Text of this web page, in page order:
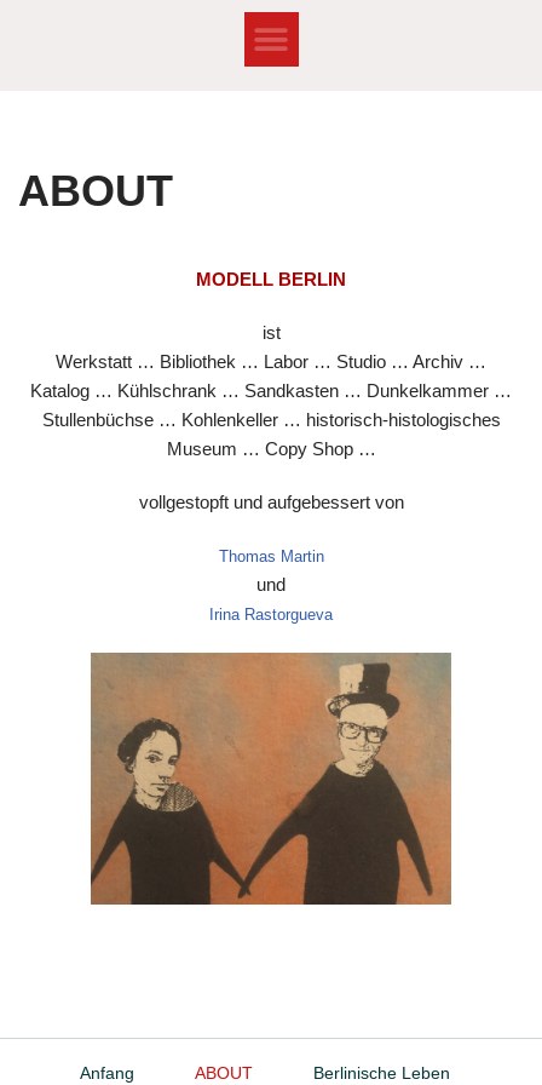
ABOUT
MODELL BERLIN
ist
Werkstatt … Bibliothek … Labor … Studio … Archiv …
Katalog … Kühlschrank … Sandkasten … Dunkelkammer …
Stullenbüchse … Kohlenkeller … historisch-histologisches
Museum … Copy Shop …
vollgestopft und aufgebessert von
Thomas Martin
und
Irina Rastorgueva
Anfang ABOUT Berlinische Leben